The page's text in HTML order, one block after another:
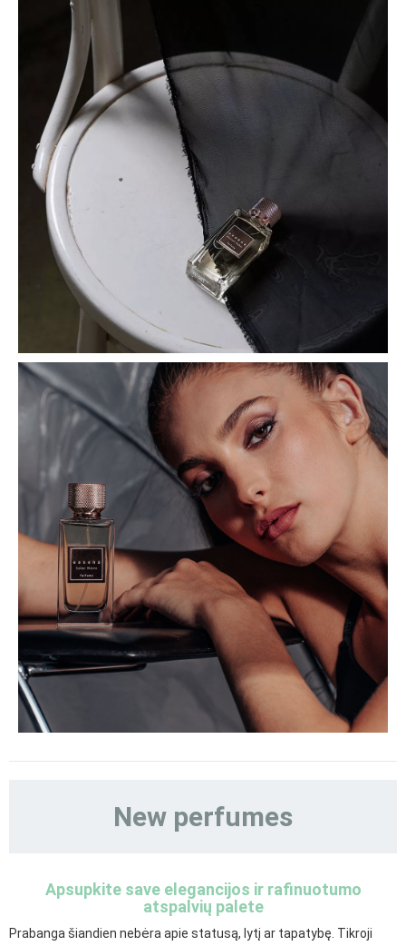
New perfumes
Apsupkite save elegancijos ir rafinuotumo
atspalvių palete
Prabanga šiandien nebėra apie statusą, lytį ar tapatybę. Tikroji